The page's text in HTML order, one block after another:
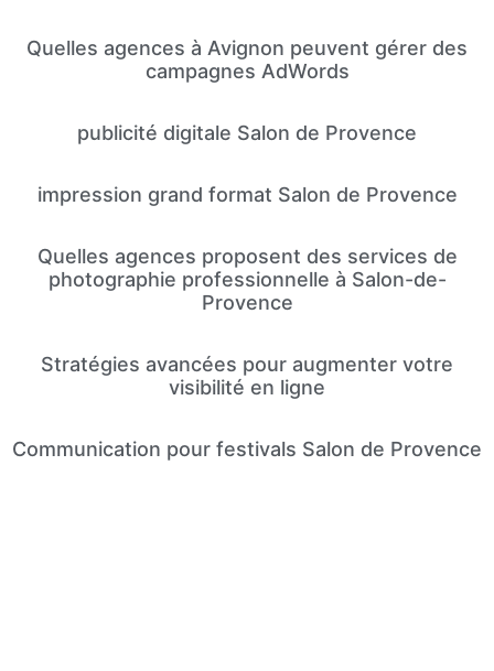
Quelles agences à Avignon peuvent gérer des
campagnes AdWords
publicité digitale Salon de Provence
impression grand format Salon de Provence
Quelles agences proposent des services de
photographie professionnelle à Salon-de-
Provence
Stratégies avancées pour augmenter votre
visibilité en ligne
Communication pour festivals Salon de Provence